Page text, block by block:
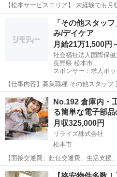
【松本サービスエリア】 未経験でも
り！ 【仕事内容】 個人宅に出張し、電化製品全般の修理業務を行いま
きます。...
その他 未経験
「その他スタッ
み/デイケア
月給21万1,500円
長野県 松本市
スポンサー：求人ボッ
【仕事内容】募集職種 その他スタッフ
事介助、入浴介助、排泄介助、レク企
ーション、退院支援、運動指導、生活
調調整 給与・手当 <給与> 月給21...
正社員
No.192 倉庫内・
る簡単な電子部
月収325,000円
リライズ株式会社
松本市
【面接交通費、赴任交通費、生活支援、全て
は倉庫内における簡単な電子部品製造
長野 松本市 その他 業務